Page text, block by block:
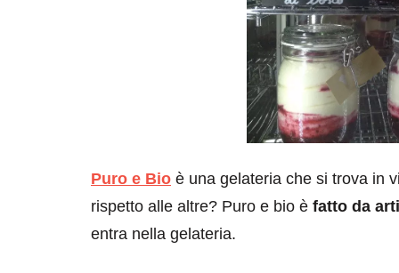
Puro e Bio è una gelateria che si trova in
rispetto alle altre? Puro e bio è fatto da
entra nella gelateria.